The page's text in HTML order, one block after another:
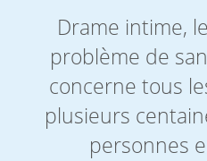
Drame intime,
problème de
concerne tous
plusieurs
personnes